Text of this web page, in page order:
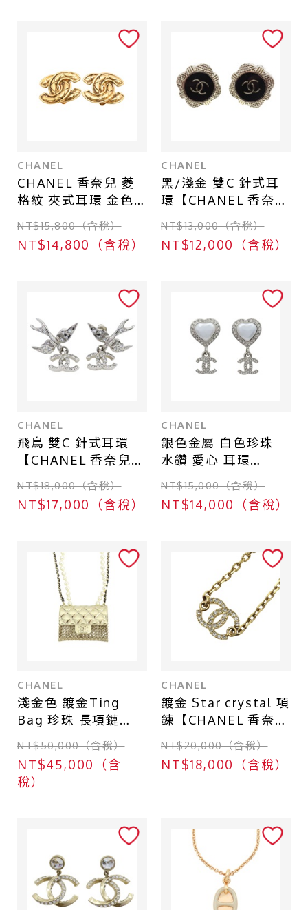
其他
全新
近全新
九成新
八成新
店鋪區域
台北 - 台北本店
台北 - 中山店
台中 - 廣三SOGO店
台中 - 中友百貨店
CHANEL
CHANEL 香奈兒 菱
格紋 夾式耳環 金色
NT$15,800（含稅）
NT$14,800（含稅）
CHANEL
黑/淺金 雙C 針式耳
環【CHANEL 香奈
NT$13,000（含稅）
NT$12,000（含稅）
CHANEL
飛鳥 雙C 針式耳環
【CHANEL 香奈兒】
NT$18,000（含稅）
NT$17,000（含稅）
CHANEL
銀色金屬 白色珍珠
水鑽 愛心 耳環
【CHANEL 香奈兒】
ABB634
NT$15,000（含稅）
NT$14,000（含稅）
CHANEL
淺金色 鍍金Ting
Bag 珍珠 長項鏈
【CHANEL 香奈兒】
AB6135
NT$50,000（含稅）
NT$45,000（含
稅）
CHANEL
鍍金 Star crystal 項
鍊【CHANEL 香奈
兒】 ABC822
NT$20,000（含稅）
NT$18,000（含稅）